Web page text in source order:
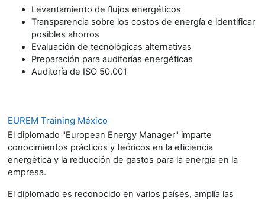
Levantamiento de flujos energéticos
Transparencia sobre los costos de energía e identificar
posibles ahorros
Evaluación de tecnológicas alternativas
Preparación para auditorías energéticas
Auditoría de ISO 50.001
EUREM Training México
El diplomado "European Energy Manager" imparte
conocimientos prácticos y teóricos en la eficiencia
energética y la reducción de gastos para la energía en la
empresa.
El diplomado es reconocido en varios países, amplía las